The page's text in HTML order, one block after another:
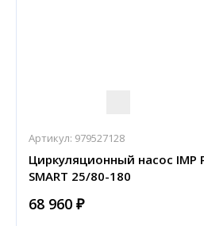
Артикул: 979527128
Циркуляционный насос IMP
SMART 25/80-180
68 960 ₽